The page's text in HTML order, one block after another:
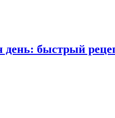
день: быстрый